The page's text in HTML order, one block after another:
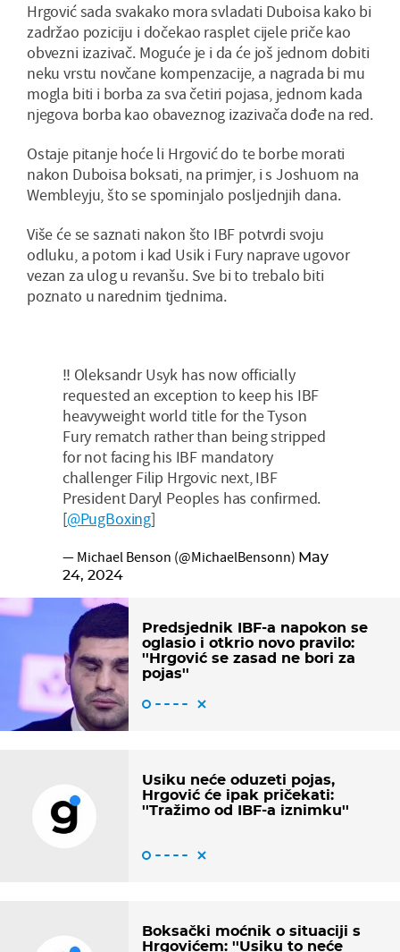
Hrgović sada svakako mora svladati Duboisa kako bi
zadržao poziciju i dočekao rasplet cijele priče kao
obvezni izazivač. Moguće je i da će još jednom dobiti
neku vrstu novčane kompenzacije, a nagrada bi mu
mogla biti i borba za sva četiri pojasa, jednom kada
njegova borba kao obaveznog izazivača dođe na red.
Ostaje pitanje hoće li Hrgović do te borbe morati
nakon Duboisa boksati, na primjer, i s Joshuom na
Wembleyju, što se spominjalo posljednjih dana.
Više će se saznati nakon što IBF potvrdi svoju
odluku, a potom i kad Usik i Fury naprave ugovor
vezan za ulog u revanšu. Sve bi to trebalo biti
poznato u narednim tjednima.
‼️ Oleksandr Usyk has now officially
requested an exception to keep his IBF
heavyweight world title for the Tyson
Fury rematch rather than being stripped
for not facing his IBF mandatory
challenger Filip Hrgovic next, IBF
President Daryl Peoples has confirmed.
[@PugBoxing]
— Michael Benson (@MichaelBensonn) May
24, 2024
Predsjednik IBF-a napokon se
oglasio i otkrio novo pravilo:
''Hrgović se zasad ne bori za
pojas''
Usiku neće oduzeti pojas,
Hrgović će ipak pričekati:
''Tražimo od IBF-a iznimku''
Boksački moćnik o situaciji s
Hrgovićem: ''Usiku to neće